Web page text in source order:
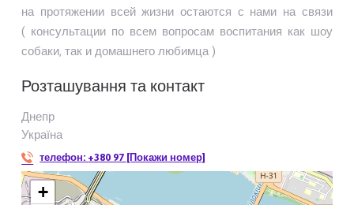
на протяжении всей жизни остаются с нами на связи
( консультации по всем вопросам воспитания как шоу
собаки, так и домашнего любимца )
Розташування та контакт
Днепр
Україна
телефон: +380 97 [Покажи номер]
+